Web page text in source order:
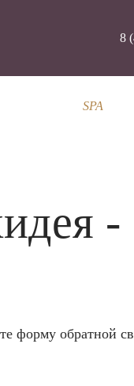
8
SPA
-
форму обратной